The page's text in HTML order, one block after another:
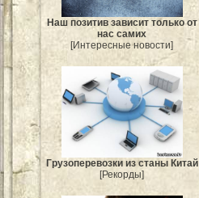
Наш позитив зависит только от
нас самих
[Интересные новости]
Грузоперевозки из станы Китай
[Рекорды]